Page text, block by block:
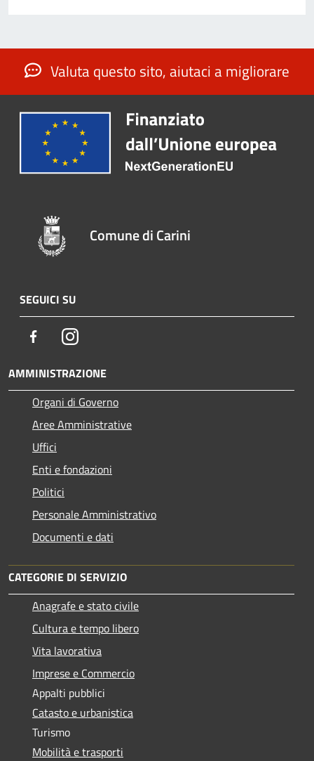
Valuta questo sito, aiutaci a migliorare
Comune di Carini
SEGUICI SU
FacebookInstagram
AMMINISTRAZIONE
Organi di Governo
Aree Amministrative
Uffici
Enti e fondazioni
Politici
Personale Amministrativo
Documenti e dati
CATEGORIE DI SERVIZIO
Anagrafe e stato civile
Cultura e tempo libero
Vita lavorativa
Imprese e Commercio
Appalti pubblici
Catasto e urbanistica
Turismo
Mobilità e trasporti